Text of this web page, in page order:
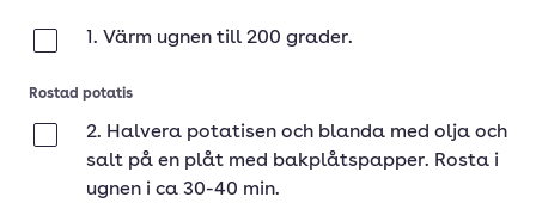
1. Värm ugnen till 200 grader.
Rostad potatis
2. Halvera potatisen och blanda med olja och
salt på en plåt med bakplåtspapper. Rosta i
ugnen i ca 30-40 min.